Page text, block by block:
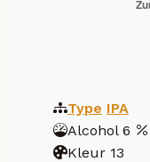
Type IPA
Alcohol 6
Kleur 13